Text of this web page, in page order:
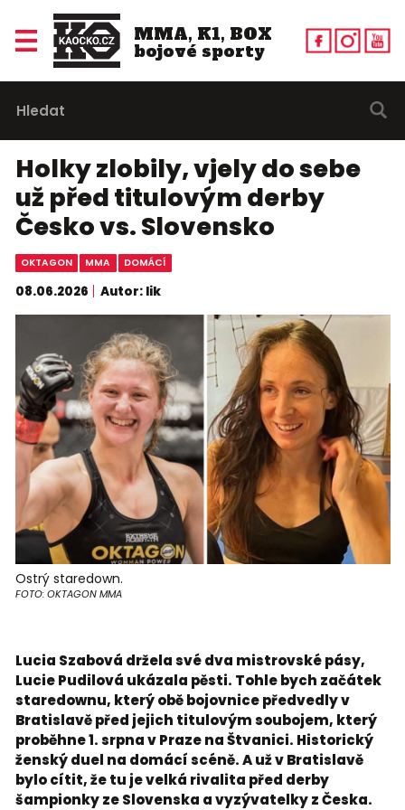
MMA, K1, BOX
bojové sporty
Holky zlobily, vjely do sebe
už před titulovým derby
Česko vs. Slovensko
OKTAGON MMA DOMÁCÍ
08.06.2026 Autor: lik
Ostrý staredown.
FOTO: OKTAGON MMA
Lucia Szabová držela své dva mistrovské pásy,
Lucie Pudilová ukázala pěsti. Tohle bych začátek
staredownu, který obě bojovnice předvedly v
Bratislavě před jejich titulovým soubojem, který
proběhne 1. srpna v Praze na Štvanici. Historický
ženský duel na domácí scéně. A už v Bratislavě
bylo cítit, že tu je velká rivalita před derby
šampionky ze Slovenska a vyzývatelky z Česka.